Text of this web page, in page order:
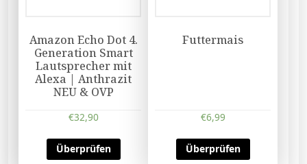
Amazon Echo Dot 4.
Generation Smart
Lautsprecher mit
Alexa | Anthrazit
NEU & OVP
€32,90
Überprüfen
Futtermais
€6,99
Überprüfen